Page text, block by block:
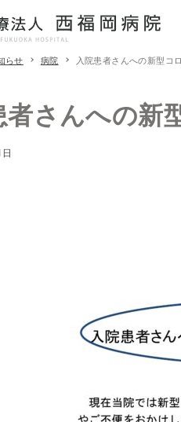
らせ 病院 入院患者さんへの新型コ
者さんへの新